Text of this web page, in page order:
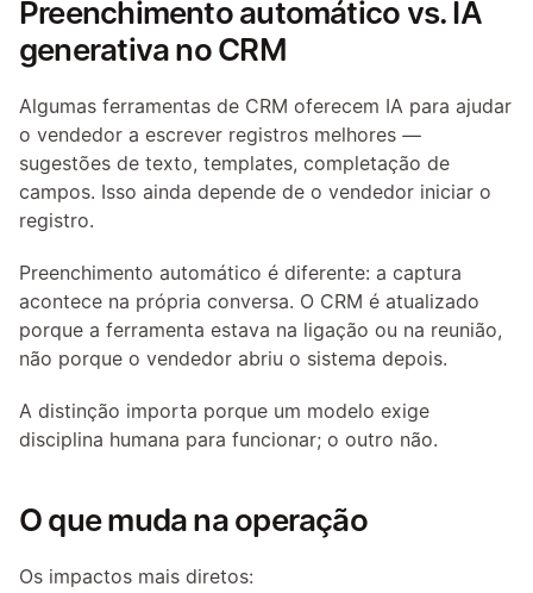
Preenchimento automático vs. IA
generativa no CRM
Algumas ferramentas de CRM oferecem IA para ajudar
o vendedor a escrever registros melhores —
sugestões de texto, templates, completação de
campos. Isso ainda depende de o vendedor iniciar o
registro.
Preenchimento automático é diferente: a captura
acontece na própria conversa. O CRM é atualizado
porque a ferramenta estava na ligação ou na reunião,
não porque o vendedor abriu o sistema depois.
A distinção importa porque um modelo exige
disciplina humana para funcionar; o outro não.
O que muda na operação
Os impactos mais diretos: